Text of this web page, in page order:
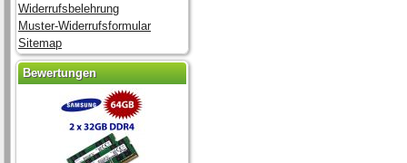
Widerrufsbelehrung
Muster-Widerrufsformular
Sitemap
Bewertungen